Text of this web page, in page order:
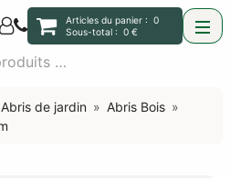
Articles du panier :0
Sous-total :0 €
Abris de jardin
Abris Bois